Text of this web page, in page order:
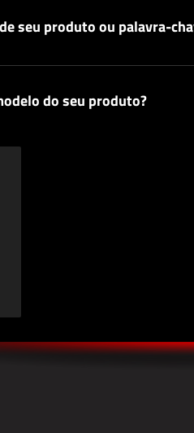
seu produto ou palavra-
do seu produto?